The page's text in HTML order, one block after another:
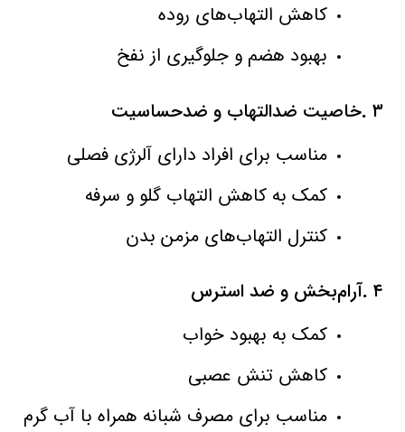
کاهش التهاب‌های روده
بهبود هضم و جلوگیری از نفخ
۳.خاصیت ضدالتهاب و ضدحساسیت
مناسب برای افراد دارای آلرژی فصلی
کمک به کاهش التهاب گلو و سرفه
کنترل التهاب‌های مزمن بدن
۴.آرام‌بخش و ضد استرس
کمک به بهبود خواب
کاهش تنش عصبی
مناسب برای مصرف شبانه همراه با آب گرم